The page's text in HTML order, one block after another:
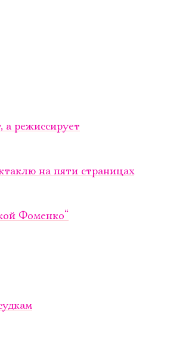
а режиссирует
на пяти страницах
Фоменко“